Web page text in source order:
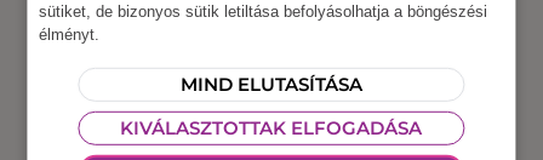
További bejegyzések
sütiket, de bizonyos sütik letiltása befolyásolhatja a böngészési
élményt.
MIND ELUTASÍTÁSA
KIVÁLASZTOTTAK ELFOGADÁSA